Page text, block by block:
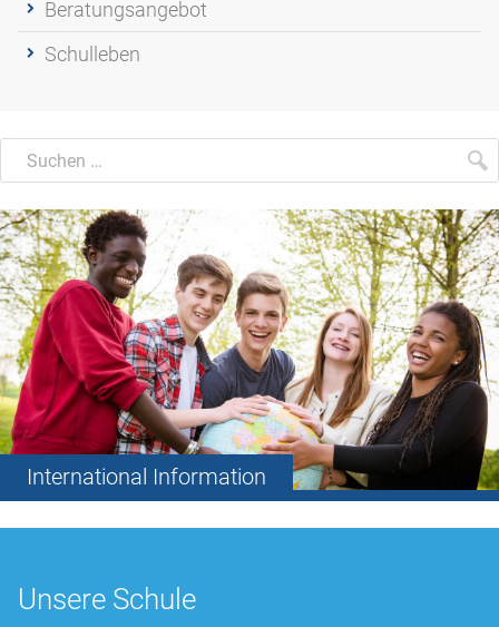
Beratungsangebot
Schulleben
Suche
Suchen
International Information
Unsere Schule